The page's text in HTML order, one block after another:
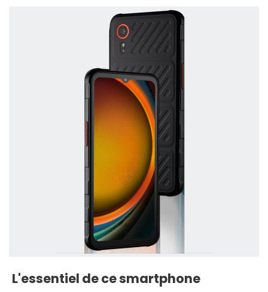
L'essentiel de ce smartphone